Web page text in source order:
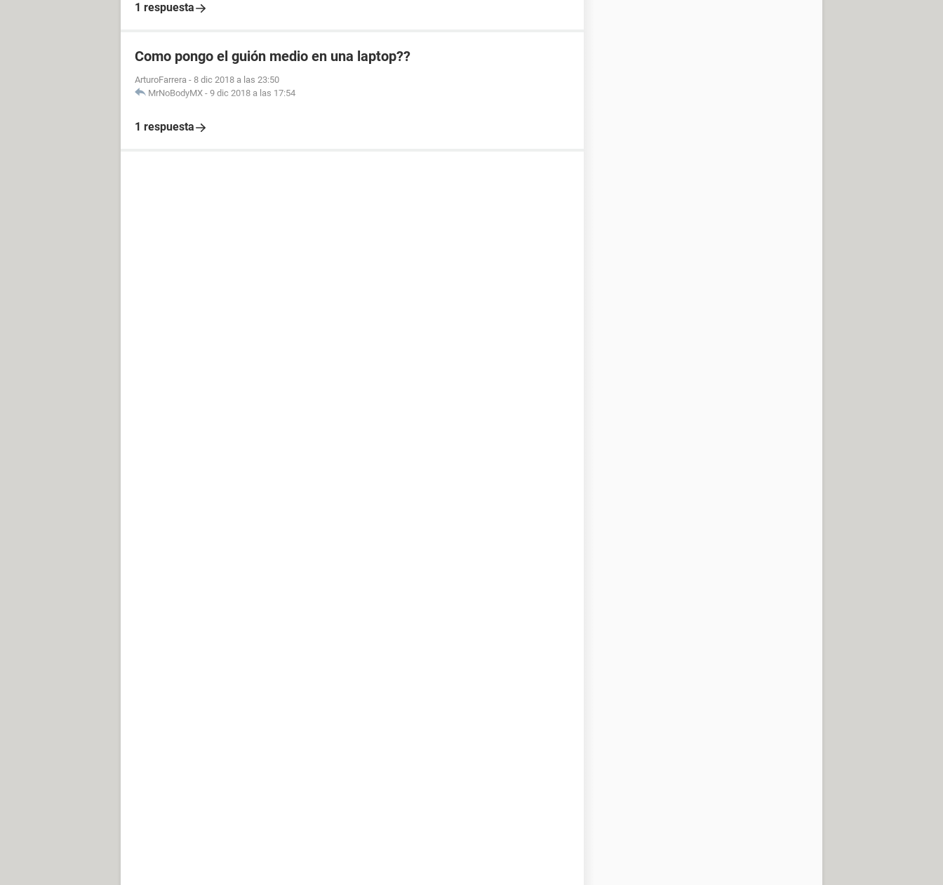
1 respuesta
Como pongo el guión medio en una laptop??
ArturoFarrera - 8 dic 2018 a las 23:50
MrNoBodyMX - 9 dic 2018 a las 17:54
1 respuesta